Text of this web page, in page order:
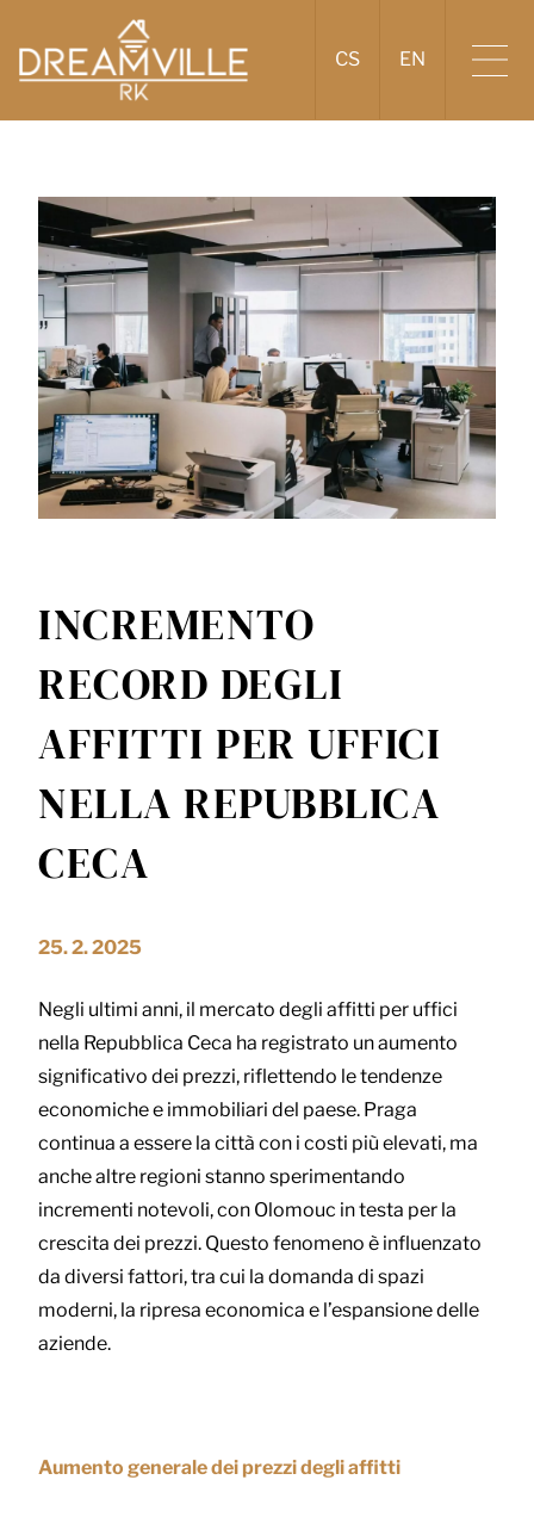
CS EN
INCREMENTO
RECORD DEGLI
AFFITTI PER UFFICI
NELLA REPUBBLICA
CECA
25. 2. 2025
Negli ultimi anni, il mercato degli affitti per uffici
nella Repubblica Ceca ha registrato un aumento
significativo dei prezzi, riflettendo le tendenze
economiche e immobiliari del paese. Praga
continua a essere la città con i costi più elevati, ma
anche altre regioni stanno sperimentando
incrementi notevoli, con Olomouc in testa per la
crescita dei prezzi. Questo fenomeno è influenzato
da diversi fattori, tra cui la domanda di spazi
moderni, la ripresa economica e l’espansione delle
aziende.
Aumento generale dei prezzi degli affitti